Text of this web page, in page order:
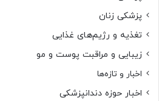
پزشکی زنان
تغذیه و رژیم‌های غذایی
زیبایی و مراقبت پوست و مو
اخبار و تازه‌ها
اخبار حوزه دندانپزشکی